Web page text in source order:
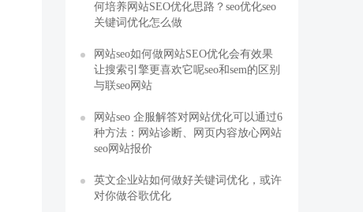
何培养网站SEO优化思路？seo优化seo
关键词优化怎么做
网站seo如何做网站SEO优化会有效果
让搜索引擎更喜欢它呢seo和sem的区别
与联seo网站
网站seo 企服解答对网站优化可以通过6
种方法：网站诊断、网页内容放心网站
seo网站报价
英文企业站如何做好关键词优化，或许
对你做谷歌优化